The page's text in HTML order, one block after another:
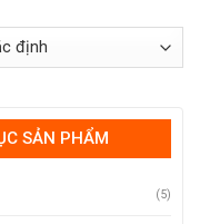
SẢN PHẨM
(5)